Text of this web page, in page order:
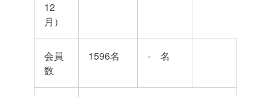
12
月）
会員
数
1596名 - 名